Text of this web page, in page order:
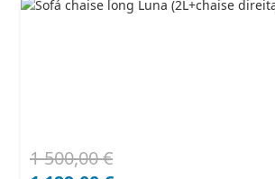
1 500,00€
O
O